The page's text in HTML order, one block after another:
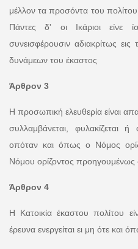
μέλλον τα προσόντα του πολίτου
Πάντες δ' οι Ικάριοι είνε
συνεισφέρουσιν αδιακρίτως
δυνάμεων του έκαστος
Άρθρον 3
Η προσωπική ελευθερία είναι
συλλαμβάνεται, φυλακίζεται
οπόταν και όπως ο Νόμος
Νόμου ορίζοντος προηγουμένως
Άρθρον 4
Η Κατοικία έκαστου πολίτου
έρευνα ενεργείται ει μη ότε και